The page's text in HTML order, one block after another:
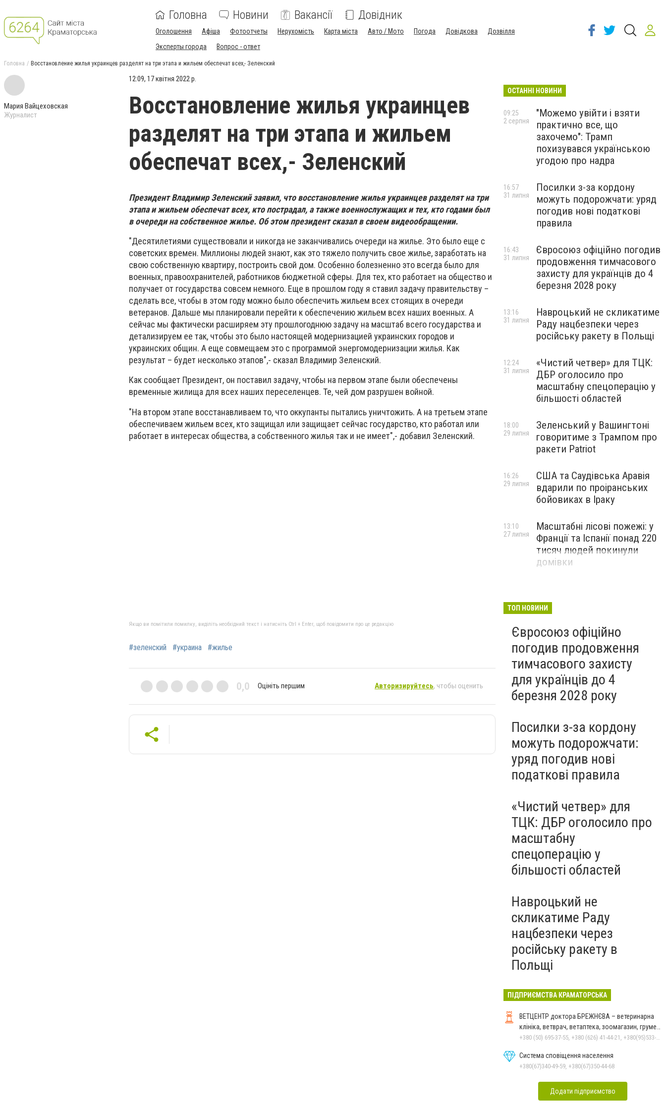
Головна Новини Вакансії Довідник
Оголошення Афіша Фотоотчеты Нерухомість Карта міста Авто / Мото Погода Довідкова
Дозвілля
Эксперты города
Вопрос - ответ
Головна Восстановление жилья украинцев разделят на три этапа и жильем обеспечат всех,- Зеленский
Мария Вайцеховская
Журналист
12:09, 17 квітня 2022 р.
Восстановление жилья украинцев
разделят на три этапа и жильем
обеспечат всех,- Зеленский
Президент Владимир Зеленский заявил, что восстановление жилья украинцев разделят на три
этапа и жильем обеспечат всех, кто пострадал, а также военнослужащих и тех, кто годами был
в очереди на собственное жилье. Об этом президент сказал в своем видеообращении.
"Десятилетиями существовали и никогда не заканчивались очереди на жилье. Это было еще с
советских времен. Миллионы людей знают, как это тяжело получить свое жилье, заработать на
свою собственную квартиру, построить свой дом. Особенно болезненно это всегда было для
военных, правоохранителей, работников бюджетной сферы. Для тех, кто работает на общество и
получает от государства совсем немного. Еще в прошлом году я ставил задачу правительству –
сделать все, чтобы в этом году можно было обеспечить жильем всех стоящих в очереди
ветеранов. Дальше мы планировали перейти к обеспечению жильем всех наших военных. А
сейчас мы фактически расширяем эту прошлогоднюю задачу на масштаб всего государства и
детализируем ее так, чтобы это было настоящей модернизацией украинских городов и
украинских общин. А еще совмещаем это с программой энергомодернизации жилья. Как
результат – будет несколько этапов",- сказал Владимир Зеленский.
Как сообщает Президент, он поставил задачу, чтобы на первом этапе были обеспечены
временные жилища для всех наших переселенцев. Те, чей дом разрушен войной.
"На втором этапе восстанавливаем то, что оккупанты пытались уничтожить. А на третьем этапе
обеспечиваем жильем всех, кто защищал или защищает сейчас государство, кто работал или
работает в интересах общества, а собственного жилья так и не имеет",- добавил Зеленский.
Якщо ви помітили помилку, виділіть необхідний текст і натисніть Ctrl + Enter, щоб повідомити про це редакцію
#зеленский #украина #жилье
0,0 Оцініть першим Авторизируйтесь, чтобы оценить
ОСТАННІ НОВИНИ
"Можемо увійти і взяти
практично все, що
захочемо": Трамп
похизувався українською
угодою про надра
09:25
2 серпня
Посилки з-за кордону
можуть подорожчати: уряд
погодив нові податкові
правила
16:57
31 липня
Євросоюз офіційно погодив
продовження тимчасового
захисту для українців до 4
березня 2028 року
16:43
31 липня
Навроцький не скликатиме
Раду нацбезпеки через
російську ракету в Польщі
13:16
31 липня
«Чистий четвер» для ТЦК:
ДБР оголосило про
масштабну спецоперацію у
більшості областей
12:24
31 липня
Зеленський у Вашингтоні
говоритиме з Трампом про
ракети Patriot
18:00
29 липня
США та Саудівська Аравія
вдарили по проіранських
бойовиках в Іраку
16:26
29 липня
Масштабні лісові пожежі: у
Франції та Іспанії понад 220
тисяч людей покинули
домівки
13:10
27 липня
ТОП НОВИНИ
Євросоюз офіційно
погодив продовження
тимчасового захисту
для українців до 4
березня 2028 року
Посилки з-за кордону
можуть подорожчати:
уряд погодив нові
податкові правила
«Чистий четвер» для
ТЦК: ДБР оголосило про
масштабну
спецоперацію у
більшості областей
Навроцький не
скликатиме Раду
нацбезпеки через
російську ракету в
Польщі
ПІДПРИЄМСТВА КРАМАТОРСЬКА
ВЕТЦЕНТР доктора БРЕЖНЄВА – ветеринарна
клініка, ветврач, ветаптека, зоомагазин, грумер,
стрижки.
+380 (50) 695-37-55, +380 (626) 41-44-21, +380(95)533-90-03
Система сповіщення населення
+380(67)340-49-59, +380(67)350-44-68
Додати підприємство